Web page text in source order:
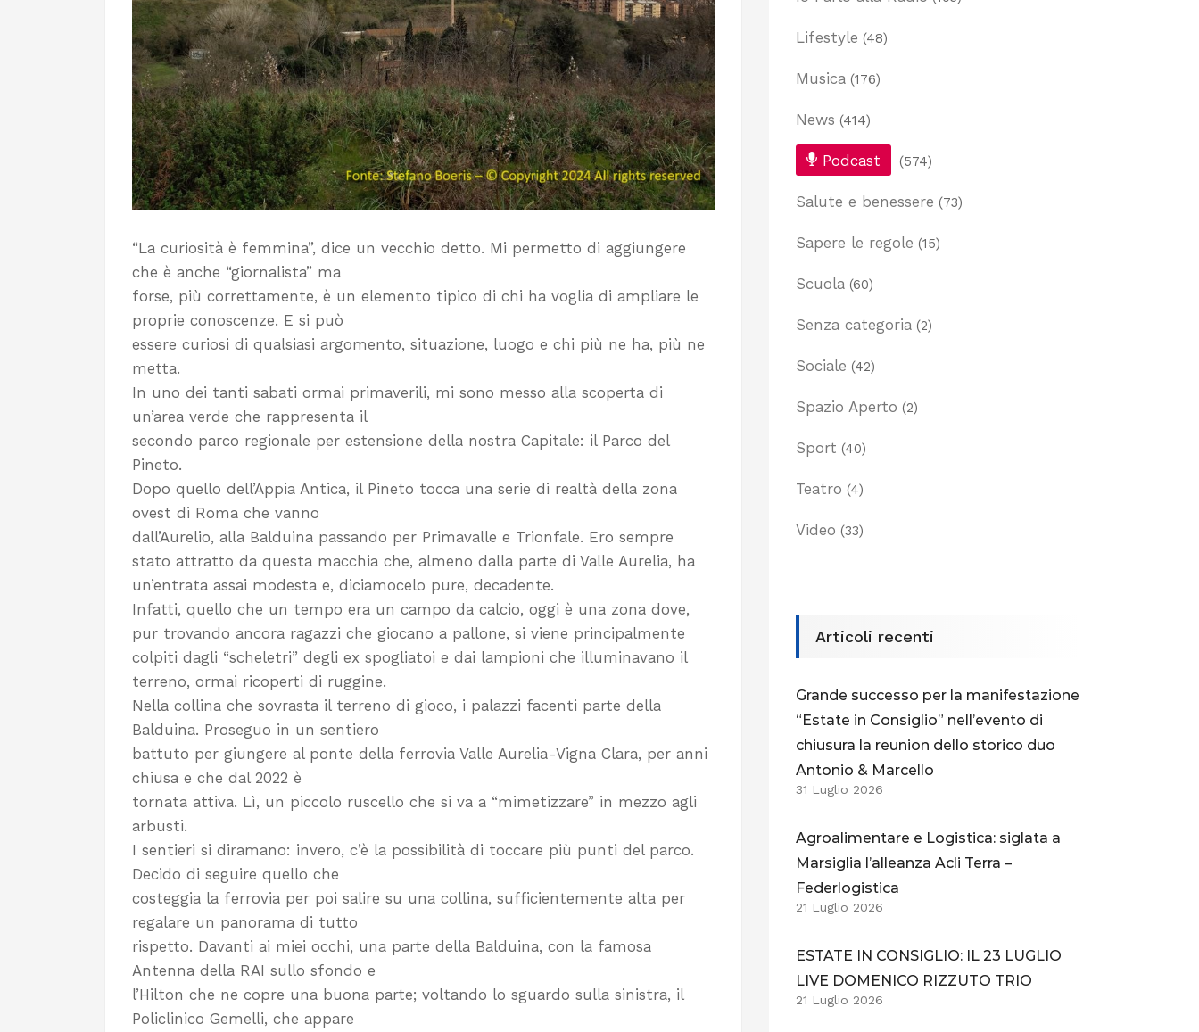
“La curiosità è femmina”, dice un vecchio detto. Mi permetto di aggiungere
che è anche “giornalista” ma
forse, più correttamente, è un elemento tipico di chi ha voglia di ampliare le
proprie conoscenze. E si può
essere curiosi di qualsiasi argomento, situazione, luogo e chi più ne ha, più ne
metta.
In uno dei tanti sabati ormai primaverili, mi sono messo alla scoperta di
un’area verde che rappresenta il
secondo parco regionale per estensione della nostra Capitale: il Parco del
Pineto.
Dopo quello dell’Appia Antica, il Pineto tocca una serie di realtà della zona
ovest di Roma che vanno
dall’Aurelio, alla Balduina passando per Primavalle e Trionfale. Ero sempre
stato attratto da questa macchia che, almeno dalla parte di Valle Aurelia, ha
un’entrata assai modesta e, diciamocelo pure, decadente.
Infatti, quello che un tempo era un campo da calcio, oggi è una zona dove,
pur trovando ancora ragazzi che giocano a pallone, si viene principalmente
colpiti dagli “scheletri” degli ex spogliatoi e dai lampioni che illuminavano il
terreno, ormai ricoperti di ruggine.
Nella collina che sovrasta il terreno di gioco, i palazzi facenti parte della
Balduina. Proseguo in un sentiero
battuto per giungere al ponte della ferrovia Valle Aurelia-Vigna Clara, per anni
chiusa e che dal 2022 è
tornata attiva. Lì, un piccolo ruscello che si va a “mimetizzare” in mezzo agli
arbusti.
I sentieri si diramano: invero, c’è la possibilità di toccare più punti del parco.
Decido di seguire quello che
costeggia la ferrovia per poi salire su una collina, sufficientemente alta per
regalare un panorama di tutto
rispetto. Davanti ai miei occhi, una parte della Balduina, con la famosa
Antenna della RAI sullo sfondo e
l’Hilton che ne copre una buona parte; voltando lo sguardo sulla sinistra, il
Policlinico Gemelli, che appare
Lifestyle (48)
Musica (176)
News (414)
Podcast (574)
Salute e benessere (73)
Sapere le regole (15)
Scuola (60)
Senza categoria (2)
Sociale (42)
Spazio Aperto (2)
Sport (40)
Teatro (4)
Video (33)
Articoli recenti
Grande successo per la manifestazione
“Estate in Consiglio” nell’evento di
chiusura la reunion dello storico duo
Antonio & Marcello
31 Luglio 2026
Agroalimentare e Logistica: siglata a
Marsiglia l’alleanza Acli Terra –
Federlogistica
21 Luglio 2026
ESTATE IN CONSIGLIO: IL 23 LUGLIO
LIVE DOMENICO RIZZUTO TRIO
21 Luglio 2026